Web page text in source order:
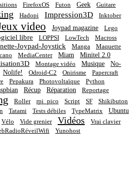
FirefoxOS Futon Geek
Guitare
Hadopi Impression3D Inktober
video Joypad magazine Lego
libre LOPPSI LowTech Macross
Joypad-Joystick Manga Maquette
MediaCenter Miam Minitel 2.0
Montage vidéo Musique
No-
Nolife! Odroid-C2 Onirisme
Papercraft
Pepakura Photovoltaïque Python
Récup Réparation Reportage
Roller rpi_pico Script SF
Shikibuton
Tatami Tests débiles TypeMatrix Ubuntu
Vélo Vide grenier Vidéos
Vrai clavier
Yunohost